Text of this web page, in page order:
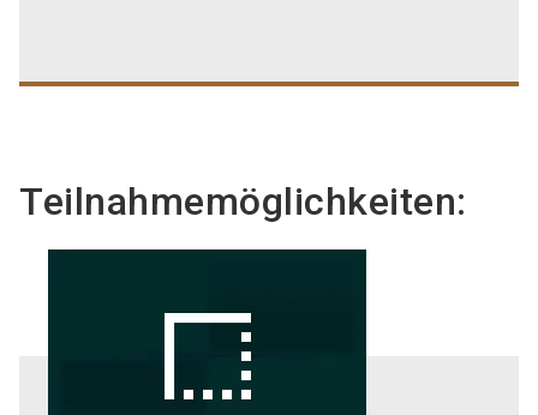
Teilnahmemöglichkeiten:
border_style